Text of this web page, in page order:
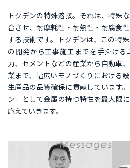
トクデンの特殊溶接。それは、特殊
合させ、耐摩耗性・耐熱性・耐腐食
する技術です。トクデンは、この特
の開発から工事施工までを手掛け
力、セメントなどの産業から自動車
業まで、幅広いモノづくりにおける
生産品の品質確保に貢献しています
ン」として金属の持つ特性を最大限
応えていきます。